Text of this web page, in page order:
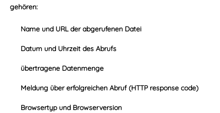
gehören:
Name und URL der abgerufenen Datei
Datum und Uhrzeit des Abrufs
übertragene Datenmenge
Meldung über erfolgreichen Abruf (HTTP response code)
Browsertyp und Browserversion